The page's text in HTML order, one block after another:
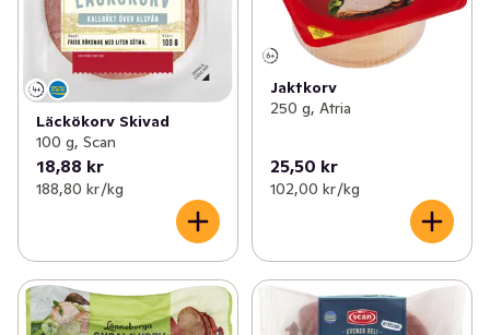
Läckökorv Skivad
100 g, Scan
18,88 kr
188,80 kr /kg
Jaktkorv
250 g, Atria
25,50 kr
102,00 kr /kg